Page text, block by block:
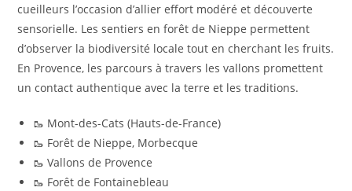
cueilleurs l’occasion d’allier effort modéré et découverte
sensorielle. Les sentiers en forêt de Nieppe permettent
d’observer la biodiversité locale tout en cherchant les fruits.
En Provence, les parcours à travers les vallons promettent
un contact authentique avec la terre et les traditions.
🥾 Mont-des-Cats (Hauts-de-France)
🥾 Forêt de Nieppe, Morbecque
🥾 Vallons de Provence
🥾 Forêt de Fontainebleau